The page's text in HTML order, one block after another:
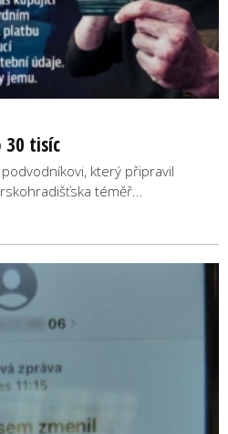
30 tisíc
který připravil
téměř…